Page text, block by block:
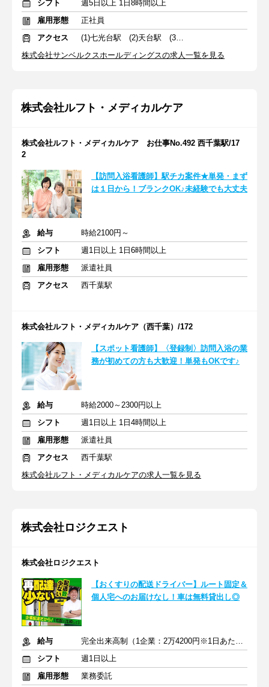
シフト
週5日以上 1日8時間以上
雇用形態
正社員
アクセス
(1)七光台駅 (2)天台駅 (3)北国分駅
株式会社サンベルクスホールディングスの求人一覧を見る
株式会社ルフト・メディカルケア
株式会社ルフト・メディカルケア お仕事No.492 西千葉駅/17
2
【訪問入浴看護師】駅チカ案件★単発・まず
は１日から！ブランクOK♪未経験でも大丈夫
給与
時給2100円～
シフト
週1日以上 1日6時間以上
雇用形態
派遣社員
アクセス
西千葉駅
株式会社ルフト・メディカルケア（西千葉）/172
【スポット看護師】〈登録制〉訪問入浴の業
務が初めての方も大歓迎！単発もOKです♪
給与
時給2000～2300円以上
シフト
週1日以上 1日4時間以上
雇用形態
派遣社員
アクセス
西千葉駅
株式会社ルフト・メディカルケアの求人一覧を見る
株式会社ロジクエスト
株式会社ロジクエスト
【おくすりの配送ドライバー】ルート固定＆
個人宅へのお届けなし！車は無料貸出し◎
給与
完全出来高制（1企業：2万4200円※1日あたり）
シフト
週1日以上
雇用形態
業務委託